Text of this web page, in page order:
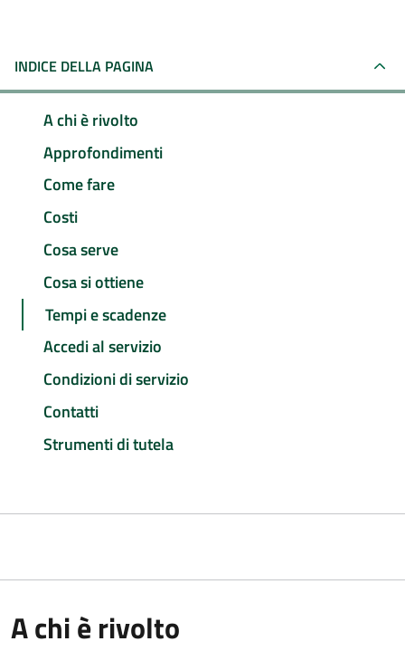
INDICE DELLA PAGINA
A chi è rivolto
Approfondimenti
Come fare
Costi
Cosa serve
Cosa si ottiene
Tempi e scadenze
Accedi al servizio
Condizioni di servizio
Contatti
Strumenti di tutela
A chi è rivolto